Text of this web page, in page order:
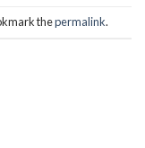
thepermalink.